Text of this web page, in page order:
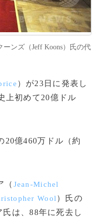
ーンズ（Jeff Koons）氏の代
）が23日に発表し
上初めて20億ドル
億460万ドル（約
（ Jean-Michel
Wool ）氏の
は、88年に死去し